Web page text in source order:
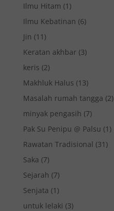
Ilmu Hitam (1)
Ilmu Kebatinan (6)
Jin (11)
Keratan akhbar (3)
keris (2)
Makhluk Halus (13)
Masalah rumah tangga (2)
minyak pengasih (7)
Pak Su Penipu @ Palsu (1)
Rawatan Tradisional (31)
Saka (7)
Sejarah (7)
Senjata (1)
untuk lelaki (3)